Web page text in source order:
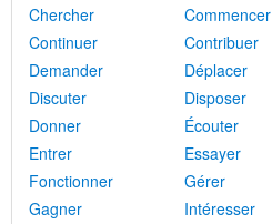
Chercher
Commencer
Continuer
Contribuer
Demander
Déplacer
Discuter
Disposer
Donner
Écouter
Entrer
Essayer
Fonctionner
Gérer
Gagner
Intéresser